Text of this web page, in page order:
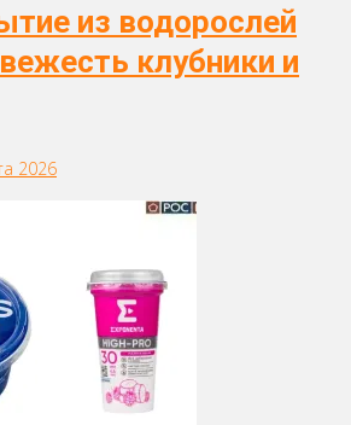
из водорослей
клубники и
2026